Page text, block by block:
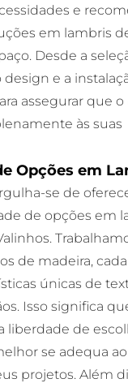
e
em lambris
Desde a
design e a
assegurar que
às suas
Opções em
se de
de opções em
de madeira,
únicas de
Isso significa
liberdade de
se adequa ao
projetos. Além